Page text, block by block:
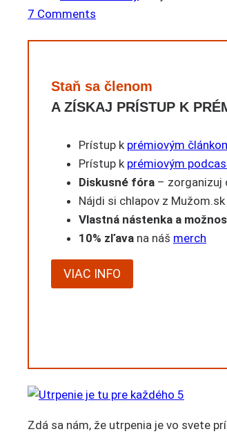
7 Comments
Staň sa členom
A ZÍSKAJ PRÍSTUP K
Prístup k prémiovým
Prístup k prémiovým
Diskusné fóra – zorganizuj
Nájdi si chlapov z
Vlastná nástenka a
10% zľava na náš merch
VIAC INFO
Zdá sa nám, že utrpenia je vo svete